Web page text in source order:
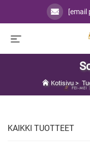
[email
Kotisivu>
KAIKKI TUOTTEET